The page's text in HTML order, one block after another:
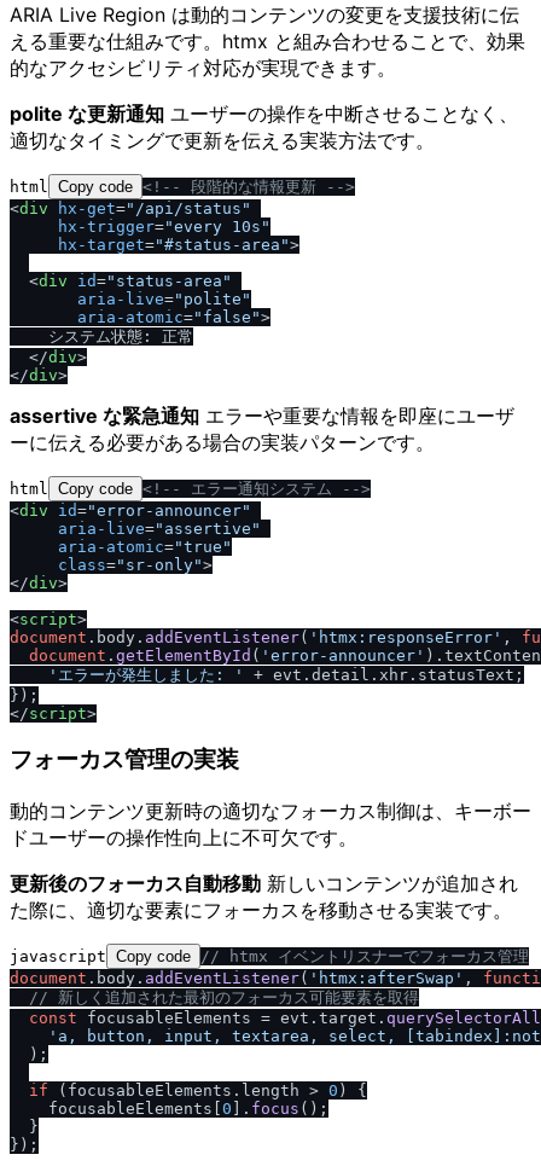
ARIA Live Region は動的コンテンツの変更を支援技術に伝
える重要な仕組みです。htmx と組み合わせることで、効果
的なアクセシビリティ対応が実現できます。
polite な更新通知 ユーザーの操作を中断させることなく、
適切なタイミングで更新を伝える実装方法です。
html Copy code <!-- 段階的な情報更新 -->
<div hx-get="/api/status"
hx-trigger="every 10s"
hx-target="#status-area">
<div id="status-area"
aria-live="polite"
aria-atomic="false">
    システム状態: 正常
</div>
</div>
assertive な緊急通知 エラーや重要な情報を即座にユーザ
ーに伝える必要がある場合の実装パターンです。
html Copy code <!-- エラー通知システム -->
<div id="error-announcer"
aria-live="assertive"
aria-atomic="true"
class="sr-only">
</div>
<script>
document . body . addEventListener( 'htmx:responseError' ,
document . getElementById ( 'error-announcer' ).
'エラーが発生しました: '
+ evt. detail . xhr . statusText ;
</script>
フォーカス管理の実装
動的コンテンツ更新時の適切なフォーカス制御は、キーボー
ドユーザーの操作性向上に不可欠です。
更新後のフォーカス自動移動 新しいコンテンツが追加され
た際に、適切な要素にフォーカスを移動させる実装です。
javascript Copy code // htmx イベントリスナーでフォーカス管理
document . body . addEventListener( 'htmx:afterSwap' ,
// 新しく追加された最初のフォーカス可能要素を取得
const focusableElements = evt. target . querySelectorAll
'a, button, input, textarea, select,
  );
if (focusableElements. length > 0 ) {
    focusableElements[
0 ]. focus ();
  }